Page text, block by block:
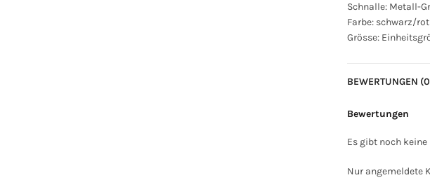
Schnalle: Metall-
Farbe: schwarz/rot
Grösse:
BEWERTUNGEN
Bewertungen
Es gibt noch keine
Nur angemeldete